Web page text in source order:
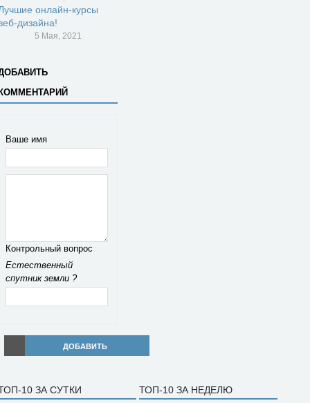
онлайн-курсы
дизайна!
5 Мая, 2021
Ваше имя
Контрольный вопрос
Естественный
спутник земли ?
ДОБАВИТЬ
10 ЗА СУТКИ
ТОП-10 ЗА НЕДЕЛЮ